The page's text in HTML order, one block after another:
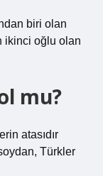
biri olan
ikinci oğlu olan
mu?
atasıdır
Türkler